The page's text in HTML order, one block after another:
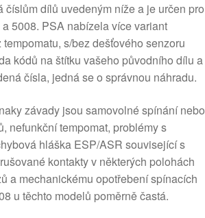
číslům dílů uvedeným níže a je určen pro
5008. PSA nabízela více variant
s/bez dešťového senzoru
kódů na štítku vašeho původního dílu a
čísla, jedná se o správnou náhradu.
závady jsou samovolné spínání nebo
nefunkční tempomat, problémy s
hláška ESP/ASR související s
kontakty v některých polohách
a mechanickému opotřebení spínacích
u těchto modelů poměrně častá.